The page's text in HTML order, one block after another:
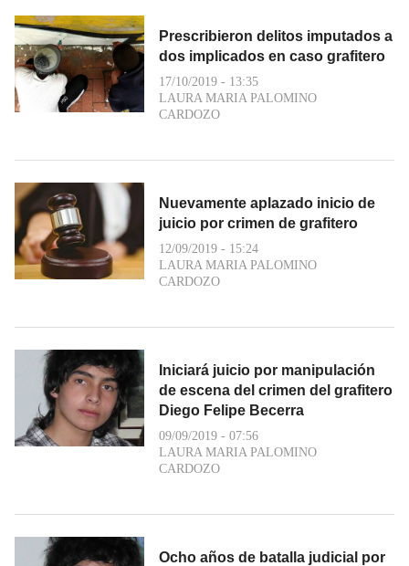
Prescribieron delitos imputados a
dos implicados en caso grafitero
17/10/2019 - 13:35
LAURA MARIA PALOMINO
CARDOZO
Nuevamente aplazado inicio de
juicio por crimen de grafitero
12/09/2019 - 15:24
LAURA MARIA PALOMINO
CARDOZO
Iniciará juicio por manipulación
de escena del crimen del grafitero
Diego Felipe Becerra
09/09/2019 - 07:56
LAURA MARIA PALOMINO
CARDOZO
Ocho años de batalla judicial por